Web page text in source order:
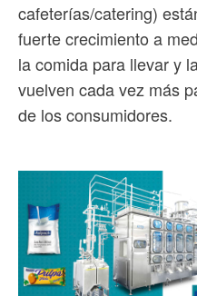
cafeterías/catering)
fuerte crecimiento a
la comida para llevar y
vuelven cada vez más
de los consumidores.